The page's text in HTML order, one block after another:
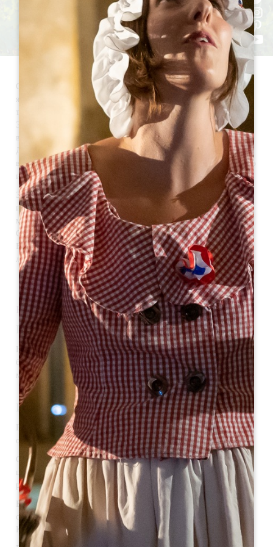
Сент-Эмильон - город, входящий в кантон Кото Дордонь и
являющийся частью 8 городов юрисдикции Сент-Эмильон. Он
также входит в сообщество деревень района Большого Сент-
Эмильона. Расположенный в 40 км к северо-востоку от Бордо и
в 8 км от Либурна, он стоит на склоне холма к северу от долины
Дордонь. В настоящее время в городе проживает 1 876 жителей,
в том числе 200 внутригородских, называемых Сент-Эмильоннэ
и Сент-Эмильоннэз.
Это историческая деревня, окруженная виноградниками,
известная во всем мире, которую ежегодно посещают более
миллиона туристов. Она является частью бывшей юрисдикции
Сент-Эмильон, территории, включенной в список объектов
Всемирного наследия с 1999 года за свои культурные
ландшафты.
НЕМНОГО ИСТОРИИ
Происхождение названия
Название города Сент-Эмильон происходит от имени
бретонского отшельника Эмильона, который поселился на этом
месте в VIII веке. На гербе изображен герб города.
История
В VIII веке монах-бенедиктинец из Бретани по имени Эмилиан
основал свой скит в пещере в лесу Аскумбас.
С IX по XII век здесь были вырыты катакомбы и монолитная
церковь, а под властью святого Бенедикта обосновалась
религиозная община.
В 1152 году Аквитания перешла под власть англичан, что
способствовало разведению виноградников и торговле вином
Кларет.